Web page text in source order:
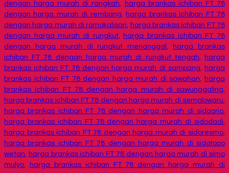
dengan harga murah di rangkah,
harga brankas ichiban FT 78
dengan harga murah di rembang, harga brankas ichiban FT 78
dengan harga murah di romokalisari, harga brankas ichiban FT 78
dengan harga murah di rungkut, harga brankas ichiban FT 78
dengan harga murah di rungkut menanggal,
harga brankas
ichiban FT 78 dengan harga murah di rungkut tengah,
harga
brankas ichiban FT 78 dengan harga murah di sampang, harga
brankas ichiban FT 78 dengan harga murah di sawahan, harga
brankas ichiban FT 78 dengan harga murah di sawunggaling,
harga brankas ichiban FT 78 dengan harga murah di semolowaru,
harga brankas ichiban FT 78 dengan harga murah di sidoarjo,
harga brankas ichiban FT 78 dengan harga murah di sidodadi,
harga brankas ichiban FT 78 dengan harga murah di sidoresmo,
harga brankas ichiban FT 78 dengan harga murah di sidotopo
wetan, harga brankas ichiban FT 78 dengan harga murah di simo
mulyo,
harga brankas ichiban FT 78 dengan harga murah di